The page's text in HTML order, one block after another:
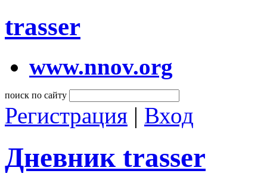
trasser
www.nnov.org
поиск по сайту
Регистрация | Вход
Дневник trasser